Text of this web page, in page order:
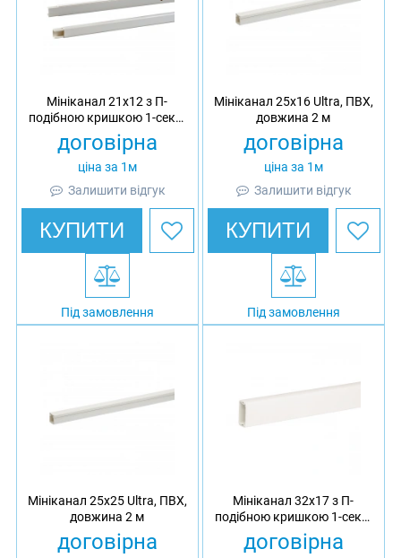
Мініканал 21x12 з П-
подібною кришкою 1-секц.
Ultra, ПВХ, довжина 2 м
договірна
ціна за 1м
Залишити відгук
КУПИТИ
Під замовлення
Мініканал 25х16 Ultra, ПВХ,
довжина 2 м
договірна
ціна за 1м
Залишити відгук
КУПИТИ
Під замовлення
Мініканал 25х25 Ultra, ПВХ,
довжина 2 м
договірна
Мініканал 32x17 з П-
подібною кришкою 1-секц.
Ultra, ПВХ, довжина 2 м
договірна